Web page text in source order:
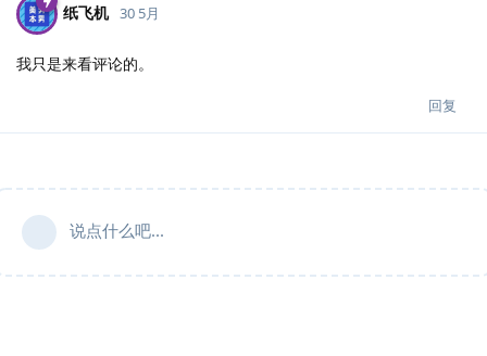
纸飞机 30 5月
我只是来看评论的。
回复
说点什么吧...